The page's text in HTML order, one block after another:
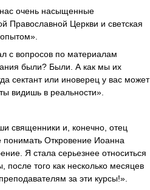
нас очень насыщенные
Православной Церкви и светская
с вопросов по материалам
были? Были. А как мы их
сектант или иноверец у вас может
видишь в реальности».
священники и, конечно, отец
понимать Откровение Иоанна
Я стала серьезнее относиться
после того как несколько месяцев
за эти курсы!».